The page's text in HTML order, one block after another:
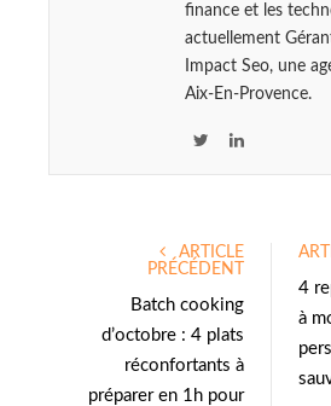
finance et les
actuellement
Impact Seo, une
Aix-En-Provence.
t
r
L
e
I
ARTICLE
PRÉCÉDENT
Batch cooking
d’octobre : 4 plats
réconfortants à
préparer en 1h pour
4
à